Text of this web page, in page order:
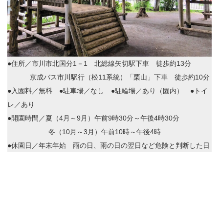
●住所／市川市北国分1－1 北総線矢切駅下車 徒歩約13分
京成バス市川駅行（松11系統）「栗山」下車 徒歩約10分
●入園料／無料 ●駐車場／なし ●駐輪場／あり（園内） ●トイ
レ／あり
●開園時間／夏（4月～9月）午前9時30分～午後4時30分
冬（10月～3月）午前10時～午後4時
●休園日／年末年始 雨の日、雨の日の翌日など危険と判断した日